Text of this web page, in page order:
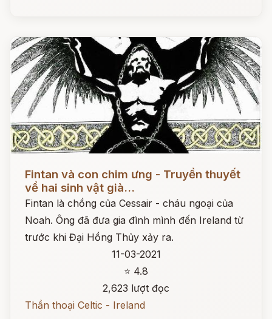
Fintan và con chim ưng - Truyền thuyết
về hai sinh vật già...
Fintan là chồng của Cessair - cháu ngoại của
Noah. Ông đã đưa gia đình mình đến Ireland từ
trước khi Đại Hồng Thủy xảy ra.
11-03-2021
⭐ 4.8
2,623 lượt đọc
Thần thoại Celtic - Ireland